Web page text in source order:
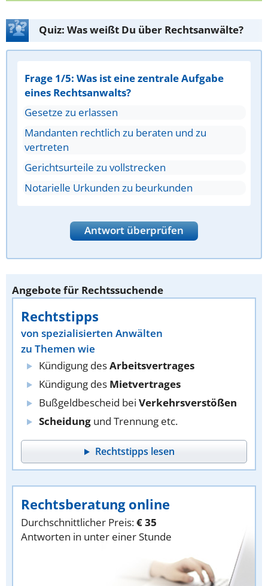
Quiz: Was weißt Du über Rechtsanwälte?
Frage 1/5: Was ist eine zentrale Aufgabe
eines Rechtsanwalts?
Gesetze zu erlassen
Mandanten rechtlich zu beraten und zu
vertreten
Gerichtsurteile zu vollstrecken
Notarielle Urkunden zu beurkunden
Antwort überprüfen
Angebote für Rechtssuchende
Rechtstipps
von spezialisierten Anwälten
zu Themen wie
Kündigung desArbeitsvertrages
Kündigung des Mietvertrages
Bußgeldbescheid bei Verkehrsverstößen
Scheidung und Trennung etc.
Rechtstipps lesen
Rechtsberatung online
Durchschnittlicher Preis:€ 35
Antworten in unter einer Stunde